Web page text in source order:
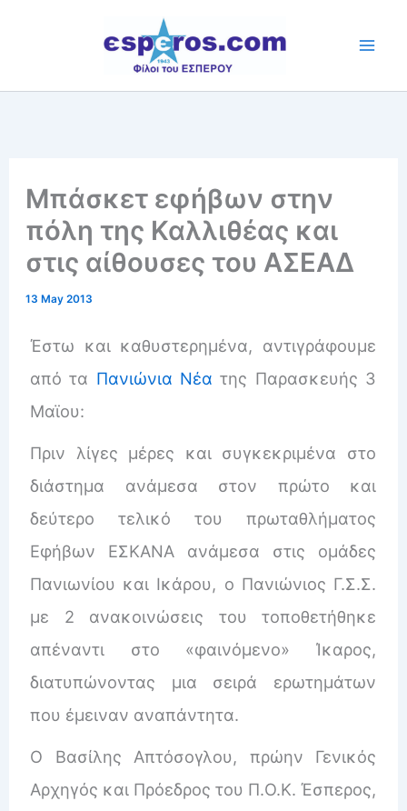
Μπάσκετ εφήβων στην
πόλη της Καλλιθέας και
στις αίθουσες του ΑΣΕΑΔ
13 May 2013
Έστω και καθυστερημένα, αντιγράφουμε
από τα Πανιώνια Νέα της Παρασκευής 3
Μαϊου:
Πριν λίγες μέρες και συγκεκριμένα στο
διάστημα ανάμεσα στον πρώτο και
δεύτερο τελικό του πρωταθλήματος
Εφήβων ΕΣΚΑΝΑ ανάμεσα στις ομάδες
Πανιωνίου και Ικάρου, ο Πανιώνιος Γ.Σ.Σ.
με 2 ανακοινώσεις του τοποθετήθηκε
απέναντι στο «φαινόμενο» Ίκαρος,
διατυπώνοντας μια σειρά ερωτημάτων
που έμειναν αναπάντητα.
Ο Βασίλης Απτόσογλου, πρώην Γενικός
Αρχηγός και Πρόεδρος του Π.Ο.Κ. Έσπερος,